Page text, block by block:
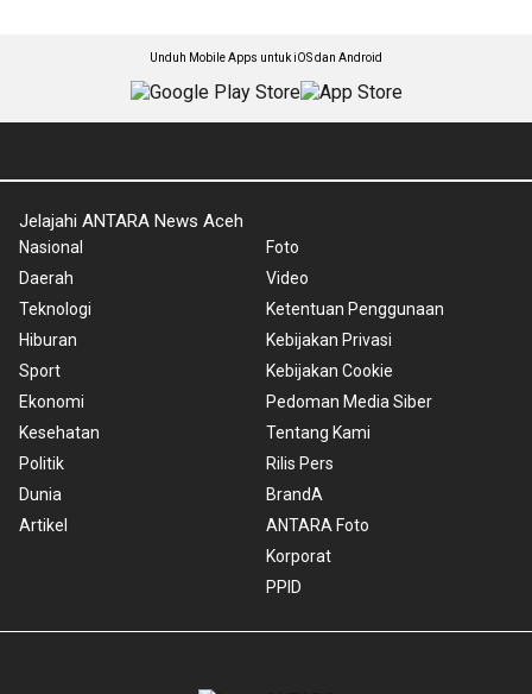
Unduh Mobile Apps untuk iOS dan Android
Jelajahi ANTARA News Aceh
Nasional
Daerah
Teknologi
Hiburan
Sport
Ekonomi
Kesehatan
Politik
Dunia
Artikel
Foto
Video
Ketentuan Penggunaan
Kebijakan Privasi
Kebijakan Cookie
Pedoman Media Siber
Tentang Kami
Rilis Pers
BrandA
ANTARA Foto
Korporat
PPID